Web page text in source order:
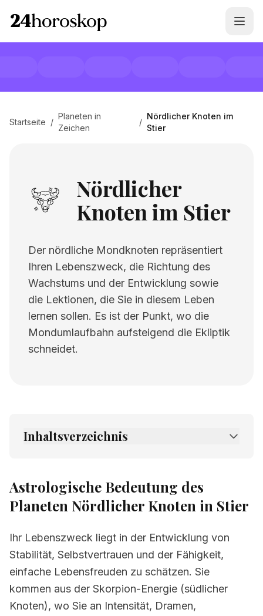
Startseite /
Planeten in
Zeichen
/
Nördlicher Knoten im
Stier
Nördlicher
Knoten im Stier
Der nördliche Mondknoten repräsentiert
Ihren Lebenszweck, die Richtung des
Wachstums und der Entwicklung sowie
die Lektionen, die Sie in diesem Leben
lernen sollen. Es ist der Punkt, wo die
Mondumlaufbahn aufsteigend die Ekliptik
schneidet.
Inhaltsverzeichnis
2. Verwandte Seiten
Astrologische Bedeutung des
Planeten Nördlicher Knoten in Stier
Ihr Lebenszweck liegt in der Entwicklung von
Stabilität, Selbstvertrauen und der Fähigkeit,
einfache Lebensfreuden zu schätzen. Sie
kommen aus der Skorpion-Energie (südlicher
Knoten), wo Sie an Intensität, Dramen,